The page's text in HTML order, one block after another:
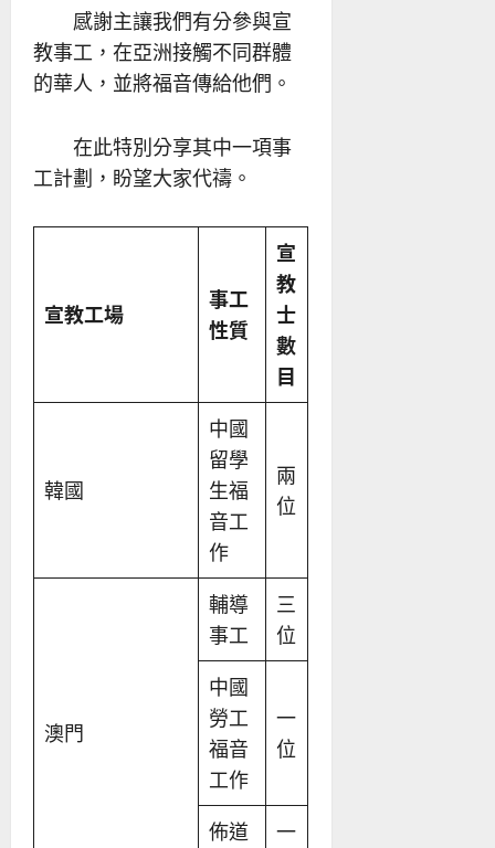
感謝主讓我們有分參與宣
教事工，在亞洲接觸不同群體
的華人，並將福音傳給他們。
在此特別分享其中一項事
工計劃，盼望大家代禱。
宣教工場
事工
性質
宣
教
士
數
目
韓國
中國
留學
生福
音工
作
兩
位
澳門
輔導
事工
三
位
中國
勞工
福音
工作
一
位
佈道
一